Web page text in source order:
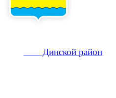
Динской район